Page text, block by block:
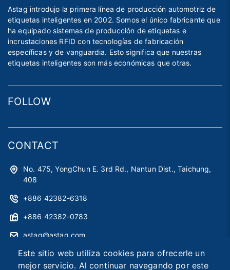
Este sitio web utiliza cookies para ofrecerle un
mejor servicio. Al continuar navegando por este
Astag introdujo la primera línea de producción automotriz de
etiquetas inteligentes en 2002. Somos el único fabricante que
ha equipado sistemas de producción de etiquetas e
incrustaciones RFID con tecnologías de fabricación
específicas y de vanguardia. Esto significa que nuestras
etiquetas inteligentes son más económicas que otras.
FOLLOW
CONTACT
No. 475, YongChun E. 3rd Rd., Nantun Dist., Taichung,
408
+886 42382-6318
+886 42382-0783
astag@astag.com
roger@astag.com